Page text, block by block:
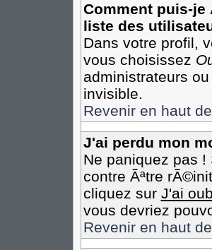
Comment puis-
liste des
Dans votre profil,
vous choisissez
administrateurs
invisible.
Revenir en haut
J'ai perdu mon
Ne paniquez pas
contre Ãªtre
cliquez sur J'ai
vous devriez
Revenir en haut